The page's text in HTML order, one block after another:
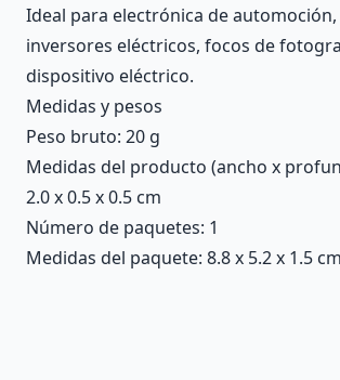
Ideal para electrónica de automoción,
inversores eléctricos, focos de
dispositivo eléctrico.
Medidas y pesos
Peso bruto: 20 g
Medidas del producto (ancho x
2.0 x 0.5 x 0.5 cm
Número de paquetes: 1
Medidas del paquete: 8.8 x 5.2 x 1.5 cm